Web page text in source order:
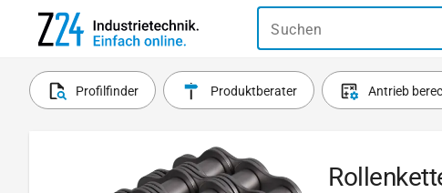
Suchen
Profilfinder Produktberater Antrieb